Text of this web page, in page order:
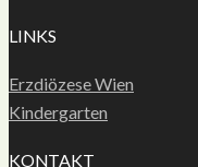
LINKS
Erzdiözese Wien
Kindergarten
KONTAKT